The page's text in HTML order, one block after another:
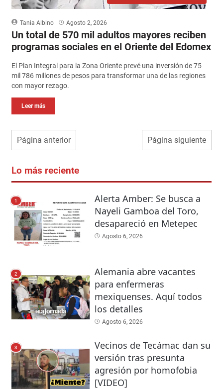
Tania Albino Agosto 2, 2026
Un total de 570 mil adultos mayores reciben
programas sociales en el Oriente del Edomex
El Plan Integral para la Zona Oriente prevé una inversión de 75
mil 786 millones de pesos para transformar una de las regiones
con mayor rezago.
Leer más
Página anterior Página siguiente
Lo más reciente
1
Alerta Amber: Se busca a
Nayeli Gamboa del Toro,
desapareció en Metepec
Agosto 6, 2026
2
Alemania abre vacantes
para enfermeras
mexiquenses. Aquí todos
los detalles
Agosto 6, 2026
3
Vecinos de Tecámac dan su
versión tras presunta
agresión por homofobia
[VIDEO]